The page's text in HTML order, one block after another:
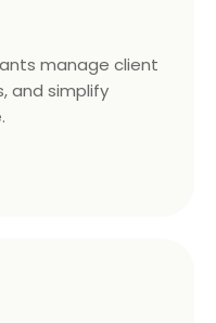
manage client
and simplify